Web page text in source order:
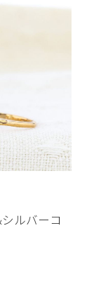
ルバーコ